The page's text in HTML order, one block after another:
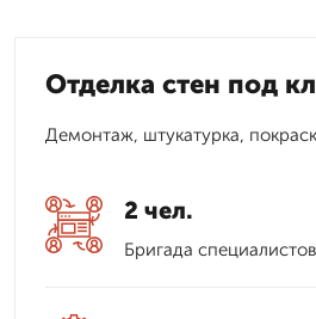
Отделка стен под
Демонтаж, штукатурка,
2 чел.
Бригада специалистов